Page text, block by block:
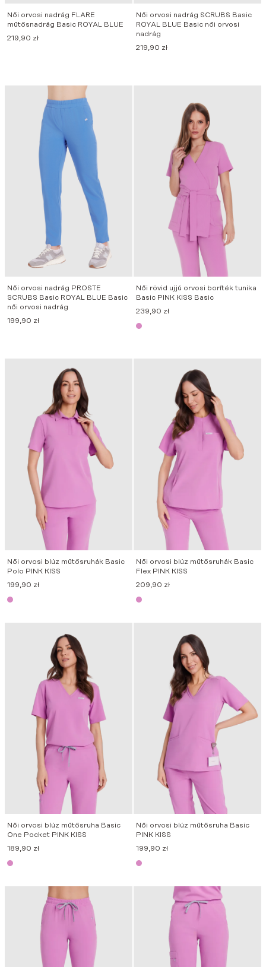
Női orvosi nadrág FLARE
műtősnadrág Basic ROYAL BLUE
219,90 zł
Női orvosi nadrág SCRUBS Basic
ROYAL BLUE Basic női orvosi
nadrág
219,90 zł
Női orvosi nadrág PROSTE
SCRUBS Basic ROYAL BLUE Basic
női orvosi nadrág
199,90 zł
Női rövid ujjú orvosi boríték tunika
Basic PINK KISS Basic
239,90 zł
Női orvosi blúz műtősruhák Basic
Polo PINK KISS
199,90 zł
Női orvosi blúz műtősruhák Basic
Flex PINK KISS
209,90 zł
Női orvosi blúz műtősruha Basic
One Pocket PINK KISS
189,90 zł
Női orvosi blúz műtősruha Basic
PINK KISS
199,90 zł